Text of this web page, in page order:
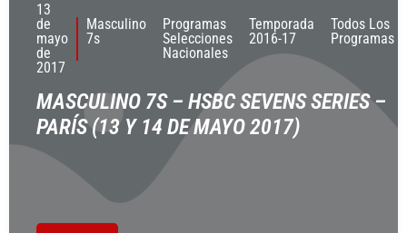
13
de
mayo
de
2017
Masculino
7s
Programas
Selecciones
Nacionales
Temporada
2016-17
Todos Los
Programas
MASCULINO 7S – HSBC SEVENS SERIES –
PARÍS (13 Y 14 DE MAYO 2017)